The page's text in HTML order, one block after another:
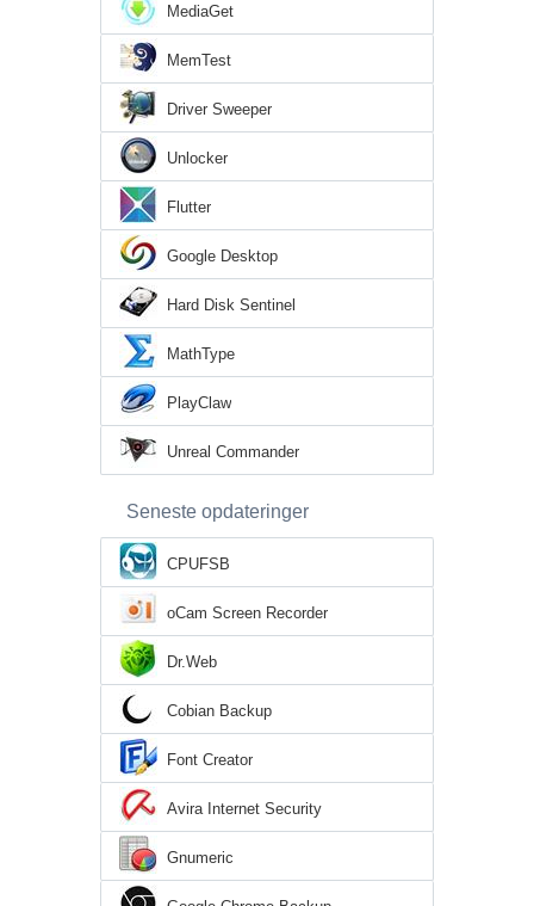
MediaGet
MemTest
Driver Sweeper
Unlocker
Flutter
Google Desktop
Hard Disk Sentinel
MathType
PlayClaw
Unreal Commander
Seneste opdateringer
CPUFSB
oCam Screen Recorder
Dr.Web
Cobian Backup
Font Creator
Avira Internet Security
Gnumeric